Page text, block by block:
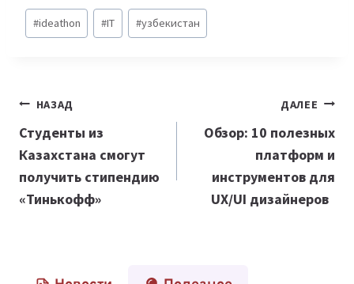
Метки
записи:
#ideathon #IT #узбекистан
Навигация
по
записям
НАЗАД
Студенты из
Казахстана смогут
получить стипендию
«Тинькофф»
ДАЛЕЕ
Обзор: 10 полезных
платформ и
инструментов для
UX/UI дизайнеров